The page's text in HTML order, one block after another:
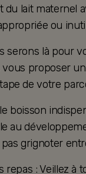
lait maternel
ou
serons là pour
vous proposer
de votre
boisson
au
grignoter
repas : Veillez